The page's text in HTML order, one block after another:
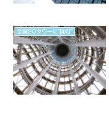
全国20タワーに”挑む”